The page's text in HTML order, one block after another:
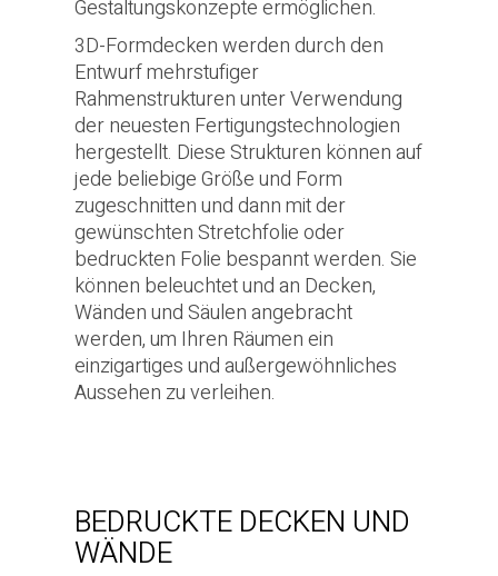
Gestaltungskonzepte ermöglichen.
3D-Formdecken werden durch den
Entwurf mehrstufiger
Rahmenstrukturen unter Verwendung
der neuesten Fertigungstechnologien
hergestellt. Diese Strukturen können auf
jede beliebige Größe und Form
zugeschnitten und dann mit der
gewünschten Stretchfolie oder
bedruckten Folie bespannt werden. Sie
können beleuchtet und an Decken,
Wänden und Säulen angebracht
werden, um Ihren Räumen ein
einzigartiges und außergewöhnliches
Aussehen zu verleihen.
BEDRUCKTE DECKEN UND
WÄNDE